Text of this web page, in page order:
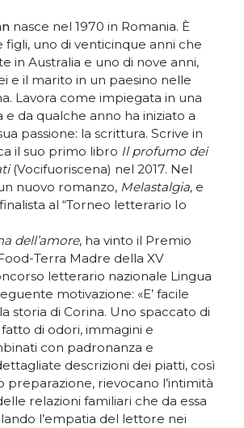
nasce nel 1970 in Romania. È
figli, uno di venticinque anni che
in Australia e uno di nove anni,
e il marito in un paesino nelle
Lavora come impiegata in una
e da qualche anno ha iniziato a
passione: la scrittura. Scrive in
il suo primo libro Il profumo dei
(Vocifuoriscena) nel 2017. Nel
nuovo romanzo, Melastalgia, e
al “Torneo letterario Io
dell’amore, ha vinto il Premio
Terra Madre della XV
letterario nazionale Lingua
motivazione: «E’ facile
storia di Corina. Uno spaccato di
di odori, immagini e
con padronanza e
descrizioni dei piatti, così
preparazione, rievocano l’intimità
relazioni familiari che da essa
l’empatia del lettore nei